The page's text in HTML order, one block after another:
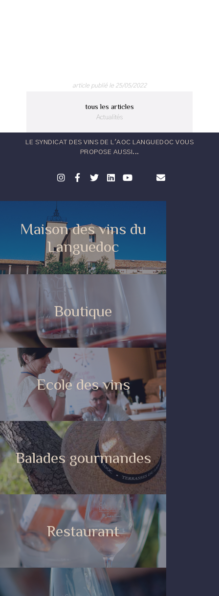
article publié le 25/05/2022
tous les articles
Actualités
LE SYNDICAT DES VINS DE L'AOC LANGUEDOC VOUS
PROPOSE AUSSI...
Maison des vins du
Languedoc
Boutique
Ecole des vins
Balades gourmandes
Restaurant